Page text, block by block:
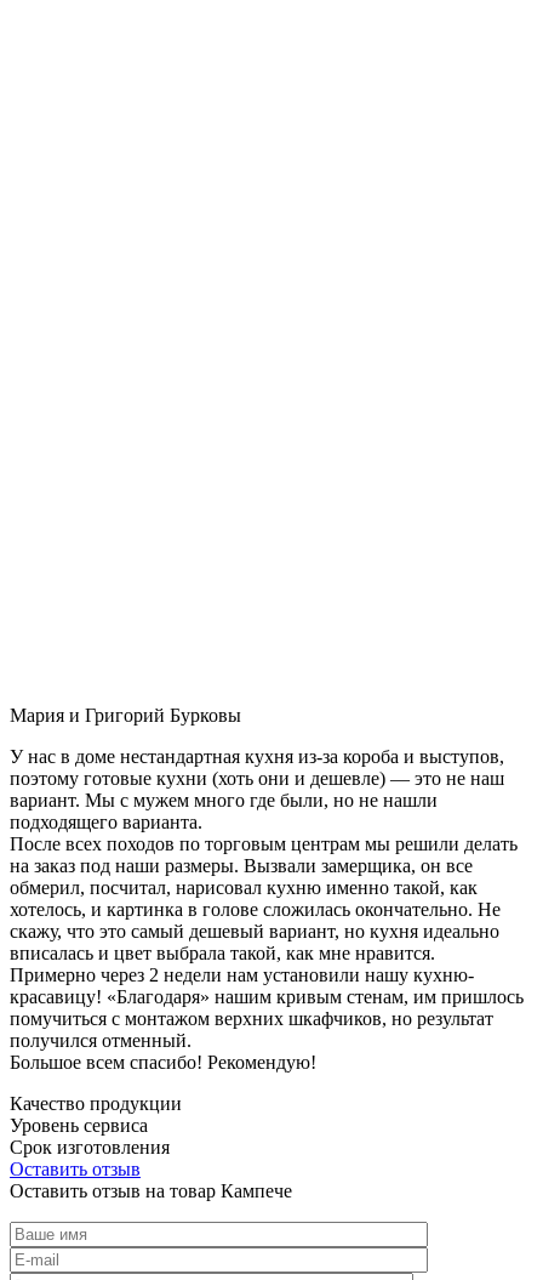
Мария и Григорий Бурковы
У нас в доме нестандартная кухня из-за короба и выступов,
поэтому готовые кухни (хоть они и дешевле) — это не наш
вариант. Мы с мужем много где были, но не нашли
подходящего варианта.
После всех походов по торговым центрам мы решили делать
на заказ под наши размеры. Вызвали замерщика, он все
обмерил, посчитал, нарисовал кухню именно такой, как
хотелось, и картинка в голове сложилась окончательно. Не
скажу, что это самый дешевый вариант, но кухня идеально
вписалась и цвет выбрала такой, как мне нравится.
Примерно через 2 недели нам установили нашу кухню-
красавицу! «Благодаря» нашим кривым стенам, им пришлось
помучиться с монтажом верхних шкафчиков, но результат
получился отменный.
Большое всем спасибо! Рекомендую!
Качество продукции
Уровень сервиса
Срок изготовления
Оставить отзыв
Оставить отзыв на товар Кампече